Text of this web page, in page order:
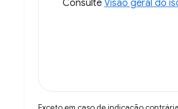
Consulte Visão geral do